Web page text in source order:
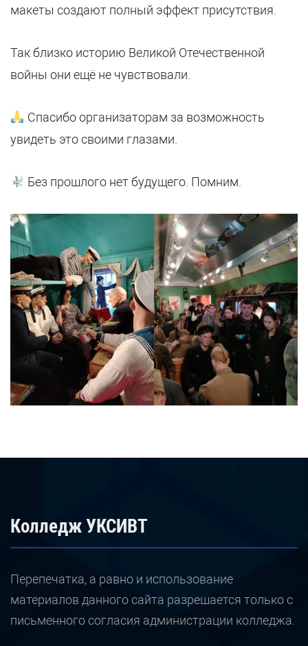
макеты создают полный эффект присутствия.
Так близко историю Великой Отечественной
войны они ещё не чувствовали.
Спасибо организаторам за возможность
увидеть это своими глазами.
Без прошлого нет будущего. Помним.
Колледж УКСИВТ
Перепечатка, а равно и использование
материалов данного сайта разрешается только с
письменного согласия администрации колледжа.